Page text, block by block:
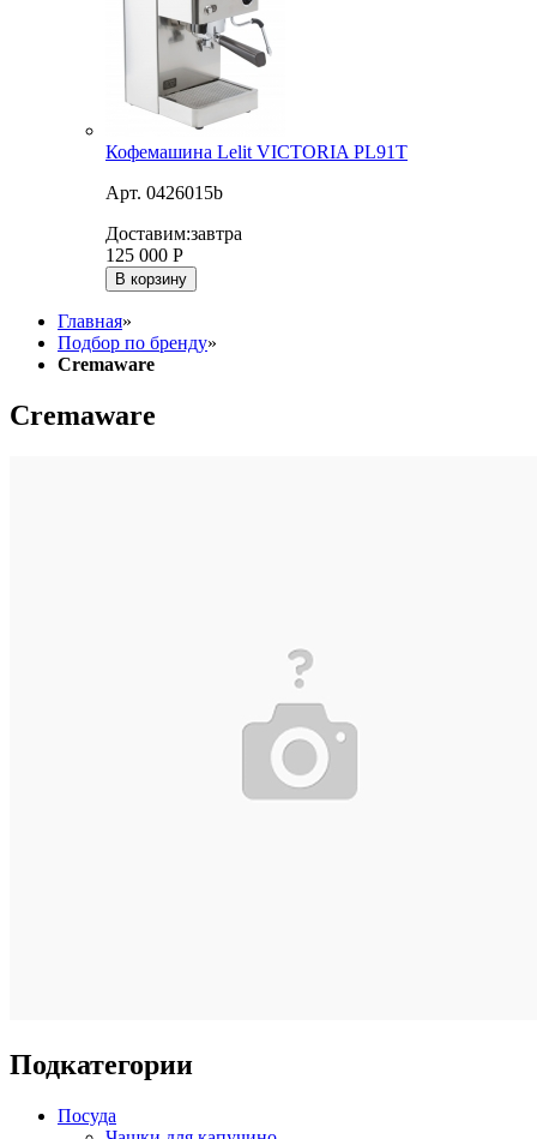
Кофемашина Lelit VICTORIA PL91T
Арт. 0426015b
Доставим:завтра
125 000 Р
В корзину
Главная»
Подбор по бренду»
Cremaware
Cremaware
Подкатегории
Посуда